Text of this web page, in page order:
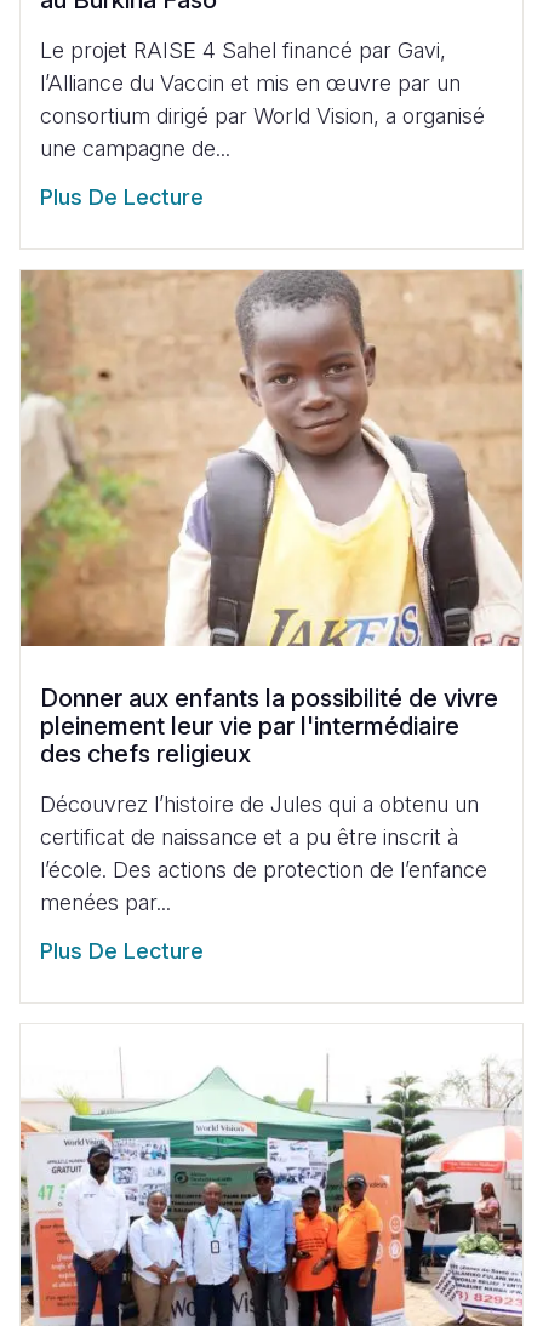
Le projet RAISE 4 Sahel financé par Gavi,
l’Alliance du Vaccin et mis en œuvre par un
consortium dirigé par World Vision, a organisé
une campagne de...
Plus De Lecture
Donner aux enfants la possibilité de vivre
pleinement leur vie par l'intermédiaire
des chefs religieux
Découvrez l’histoire de Jules qui a obtenu un
certificat de naissance et a pu être inscrit à
l’école. Des actions de protection de l’enfance
menées par...
Plus De Lecture